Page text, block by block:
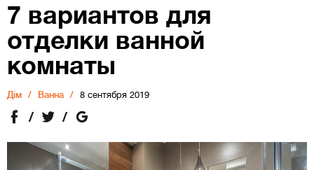
7 вариантов для
отделки ванной
комнаты
Дiм Ванна 8 сентября 2019